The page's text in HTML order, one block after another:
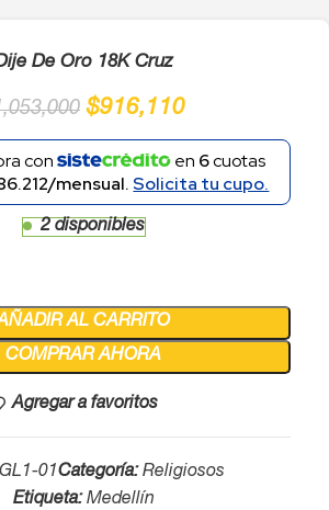
De Oro 18K Cruz
$916,110
con en 6cuotas
mensual.Solicita tu cupo.
2 disponibles
AL CARRITO
COMPRAR AHORA
Agregar a favoritos
01Categoría: Religiosos
Etiqueta: Medellín